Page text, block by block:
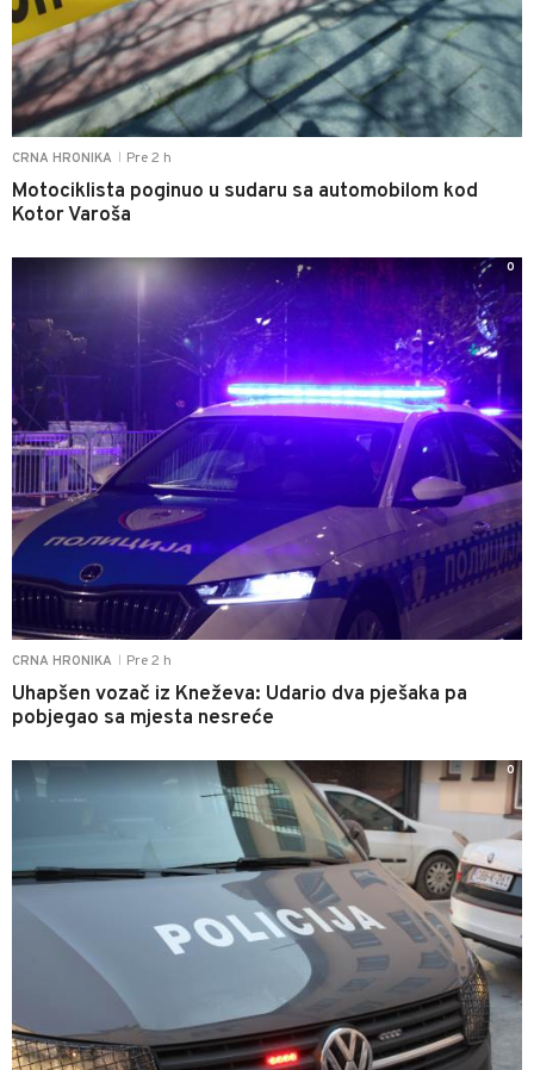
CRNA HRONIKA Pre 2 h
Motociklista poginuo u sudaru sa automobilom kod
Kotor Varoša
CRNA HRONIKA Pre 2 h
Uhapšen vozač iz Kneževa: Udario dva pješaka pa
pobjegao sa mjesta nesreće
0
0